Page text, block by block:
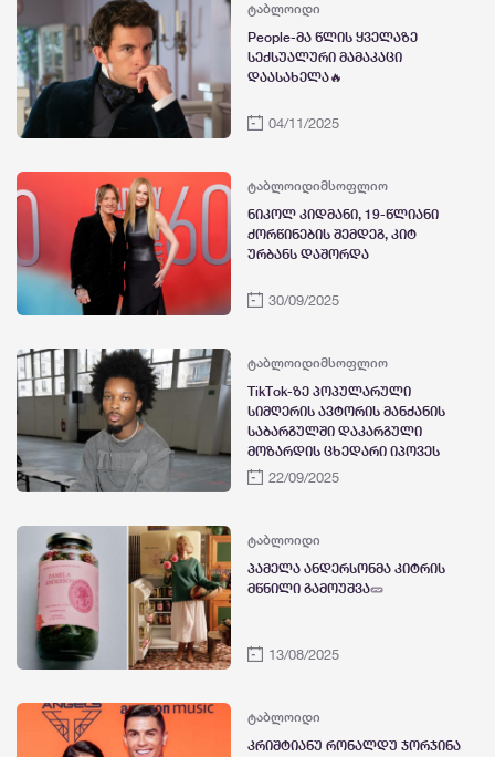
ტაბლოიდი
People-მა წლის ყველაზე
სექსუალური მამაკაცი
დაასახელა🔥
04/11/2025
ტაბლოიდიმსოფლიო
ნიკოლ კიდმანი, 19-წლიანი
ქორწინების შემდეგ, კიტ
ურბანს დაშორდა
30/09/2025
ტაბლოიდიმსოფლიო
TikTok-ზე პოპულარული
სიმღერის ავტორის მანქანის
საბარგულში დაკარგული
მოზარდის ცხედარი იპოვეს
22/09/2025
ტაბლოიდი
პამელა ანდერსონმა კიტრის
მწნილი გამოუშვა🥒
13/08/2025
ტაბლოიდი
კრიშტიანუ რონალდუ ჯორჯინა